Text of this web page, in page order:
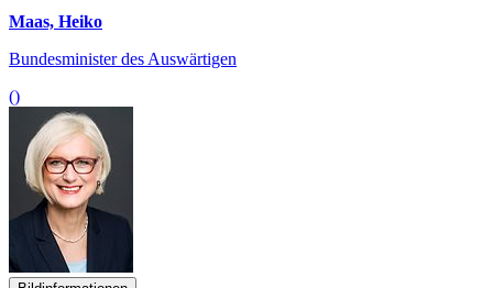
Maas, Heiko
Bundesminister des Auswärtigen
()